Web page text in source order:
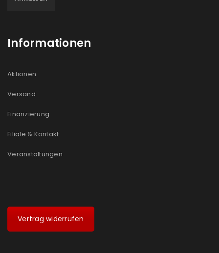
Informationen
Aktionen
Versand
Finanzierung
Filiale & Kontakt
Veranstaltungen
Vertrag widerrufen